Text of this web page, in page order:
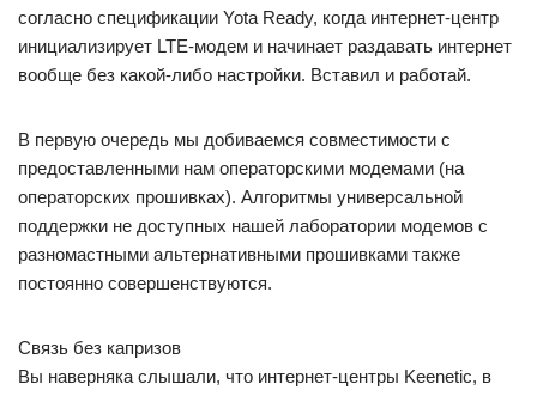
согласно спецификации Yota Ready, когда интернет-центр
инициализирует LTE-модем и начинает раздавать интернет
вообще без какой-либо настройки. Вставил и работай.
В первую очередь мы добиваемся совместимости с
предоставленными нам операторскими модемами (на
операторских прошивках). Алгоритмы универсальной
поддержки не доступных нашей лаборатории модемов с
разномастными альтернативными прошивками также
постоянно совершенствуются.
Связь без капризов
Вы наверняка слышали, что интернет-центры Keenetic, в